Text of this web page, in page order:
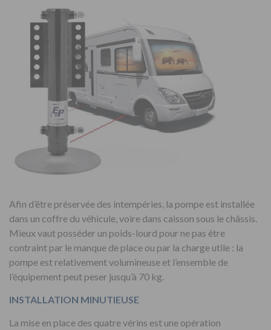
Afin d’être préservée des intempéries, la pompe est installée
dans un coffre du véhicule, voire dans caisson sous le châssis.
Mieux vaut posséder un poids-lourd pour ne pas être
contraint par le manque de place ou par la charge utile : la
pompe est relativement volumineuse et l’ensemble de
l’équipement peut peser jusqu’à 70 kg.
INSTALLATION MINUTIEUSE
La mise en place des quatre vérins est une opération